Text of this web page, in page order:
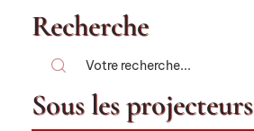
Recherche
Sous les projecteurs